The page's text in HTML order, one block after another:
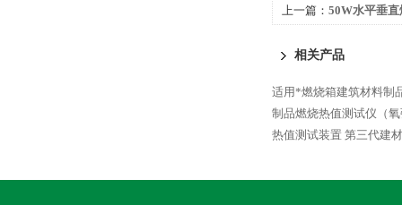
上一篇： 50W水平垂
相关产品
适用*燃烧箱建筑材料制
制品燃烧热值测试仪（
热值测试装置 第三代建